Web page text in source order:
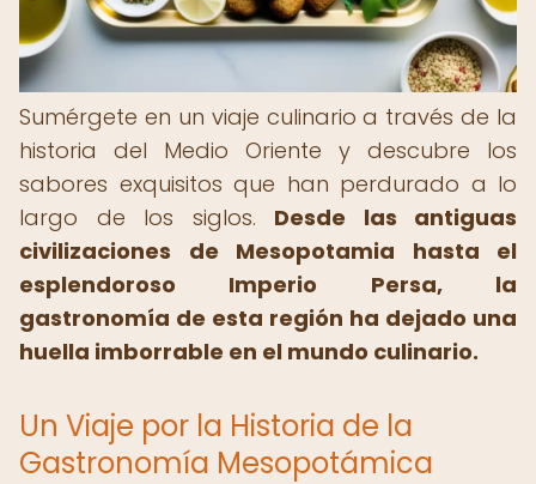
Sumérgete en un viaje culinario a través de la
historia del Medio Oriente y descubre los
sabores exquisitos que han perdurado a lo
largo de los siglos. Desde las antiguas
civilizaciones de Mesopotamia hasta el
esplendoroso Imperio Persa, la
gastronomía de esta región ha dejado una
huella imborrable en el mundo culinario.
Un Viaje por la Historia de la
Gastronomía Mesopotámica